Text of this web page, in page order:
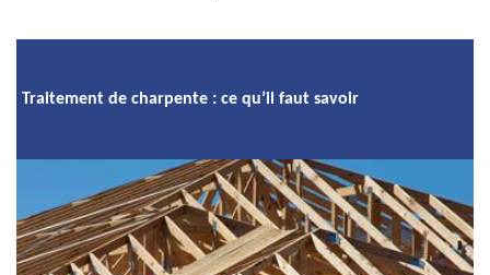
Traitement de charpente : ce qu’il faut savoir